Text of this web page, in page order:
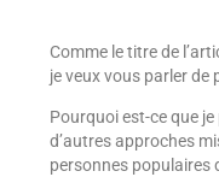
Comme le titre de
je veux vous parler
Pourquoi est-ce que
d’autres approches
personnes populaires